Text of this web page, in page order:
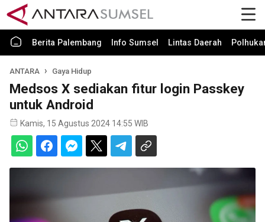
Berita Palembang Info Sumsel Lintas Daerah
ANTARA Gaya Hidup
Medsos X sediakan fitur login Passkey
untuk Android
Kamis, 15 Agustus 2024 14:55 WIB